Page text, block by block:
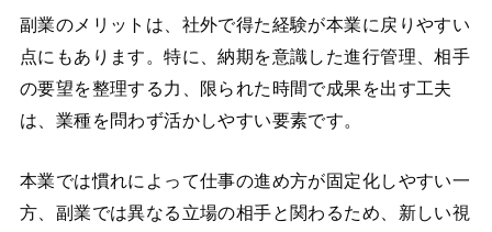
副業のメリットは、社外で得た経験が本業に戻りやすい
点にもあります。特に、納期を意識した進行管理、相手
の要望を整理する力、限られた時間で成果を出す工夫
は、業種を問わず活かしやすい要素です。
本業では慣れによって仕事の進め方が固定化しやすい一
方、副業では異なる立場の相手と関わるため、新しい視